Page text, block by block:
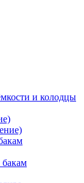
и колодцы